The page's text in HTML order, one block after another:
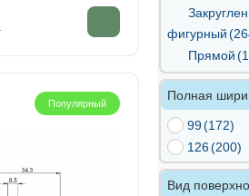
Популярный
фигурный
Прямой
Полная
99(172)
126(200)
Вид